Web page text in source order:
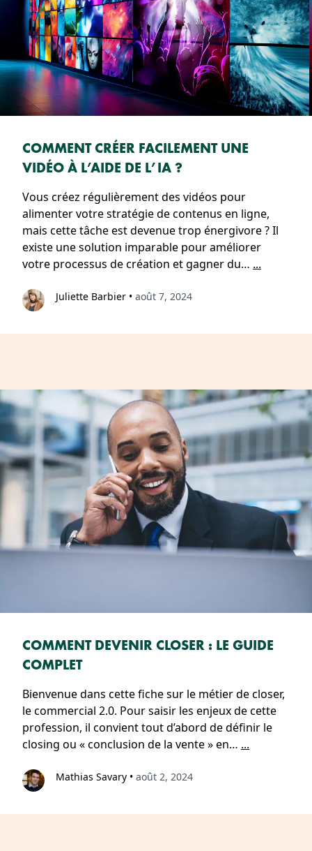
COMMENT CRÉER FACILEMENT UNE
VIDÉO À L’AIDE DE L’IA ?
Vous créez régulièrement des vidéos pour
alimenter votre stratégie de contenus en ligne,
mais cette tâche est devenue trop énergivore ? Il
existe une solution imparable pour améliorer
votre processus de création et gagner du… ...
Juliette Barbier • août 7, 2024
COMMENT DEVENIR CLOSER : LE GUIDE
COMPLET
Bienvenue dans cette fiche sur le métier de closer,
le commercial 2.0. Pour saisir les enjeux de cette
profession, il convient tout d’abord de définir le
closing ou « conclusion de la vente » en… ...
Mathias Savary • août 2, 2024